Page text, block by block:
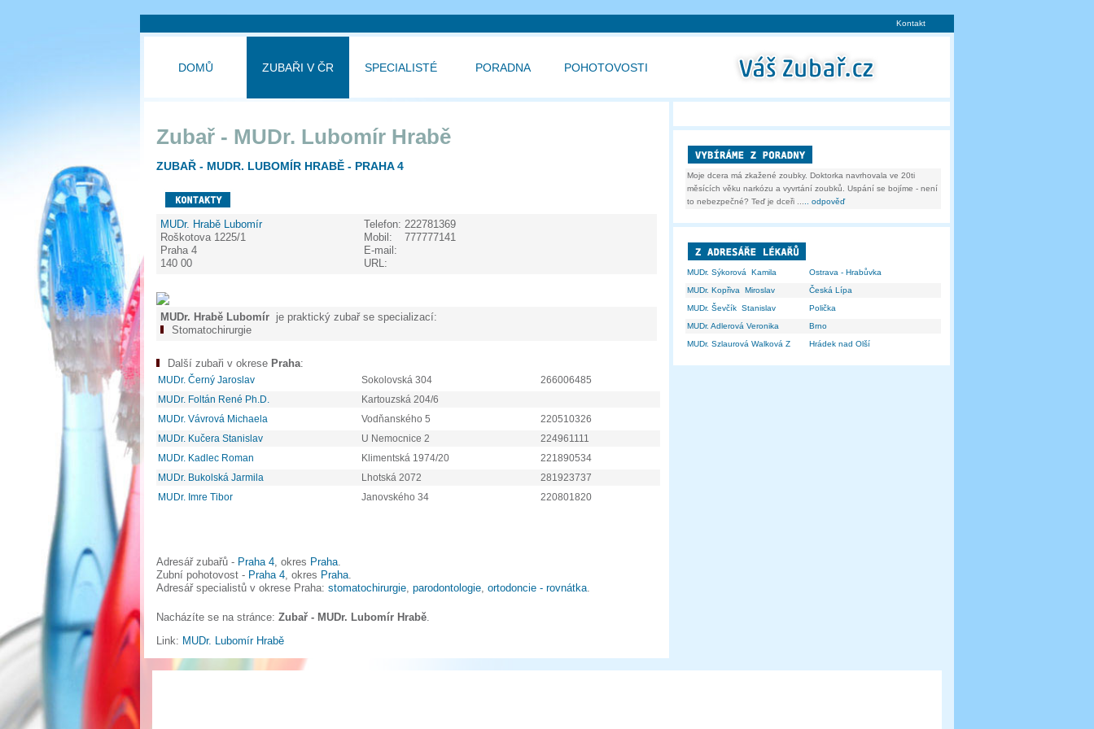
Kontakt
DOMŮ ZUBAŘI V ČR SPECIALISTÉ PORADNA POHOTOVOSTI
Zubař - MUDr. Lubomír Hrabě
ZUBAŘ - MUDR. LUBOMÍR HRABĚ - PRAHA 4
MUDr. Hrabě Lubomír
Roškotova 1225/1
Praha 4
140 00
Telefon:
Mobil:
E-mail:
URL:
222781369
777777141
MUDr. Hrabě Lubomír je praktický zubař se specializací:
Stomatochirurgie
Další zubaři v okrese Praha:
MUDr. Černý Jaroslav Sokolovská 304
266006485
MUDr. Foltán René Ph.D.
Kartouzská 204/6
MUDr. Vávrová Michaela
Vodňanského 5
220510326
MUDr. Kučera Stanislav
U Nemocnice 2
224961111
MUDr. Kadlec Roman
Klimentská 1974/20
221890534
MUDr. Bukolská Jarmila
Lhotská 2072
281923737
MUDr. Imre Tibor
Janovského 34 220801820
Adresář zubařů - Praha 4, okres Praha.
Zubní pohotovost - Praha 4, okres Praha.
Adresář specialistů v okrese Praha: stomatochirurgie, parodontologie, ortodoncie - rovnátka.
Nacházíte se na stránce: Zubař - MUDr. Lubomír Hrabě.
Link: MUDr. Lubomír Hrabě
Moje dcera má zkažené zoubky. Doktorka navrhovala ve 20ti
měsících věku narkózu a vyvrtání zoubků. Uspání se bojíme - není
to nebezpečné? Teď je dceři ...
.. odpověď
MUDr. Sýkorová Kamila
Ostrava - Hrabůvka
MUDr. Kopřiva Miroslav
Česká Lípa
MUDr. Ševčík Stanislav
Polička
MUDr. Adlerová Veronika
Brno
MUDr. Szlaurová Walková Z
Hrádek nad Olší